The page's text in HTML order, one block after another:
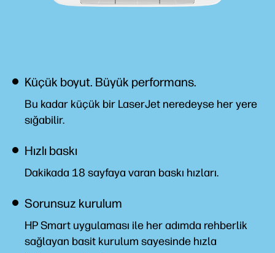
Küçük boyut. Büyük performans.
Bu kadar küçük bir LaserJet neredeyse her yere
sığabilir.
Hızlı baskı
Dakikada 18 sayfaya varan baskı hızları.
Sorunsuz kurulum
HP Smart uygulaması ile her adımda rehberlik
sağlayan basit kurulum sayesinde hızla